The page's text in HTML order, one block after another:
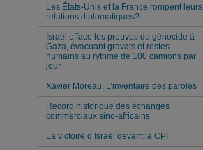
Les États-Unis et la France rompent leurs
relations diplomatiques?
Israël efface les preuves du génocide à
Gaza, évacuant gravats et restes
humains au rythme de 100 camions par
jour
Xavier Moreau. L’inventaire des paroles
Record historique des échanges
commerciaux sino-africains
La victoire d’Israël devant la CPI